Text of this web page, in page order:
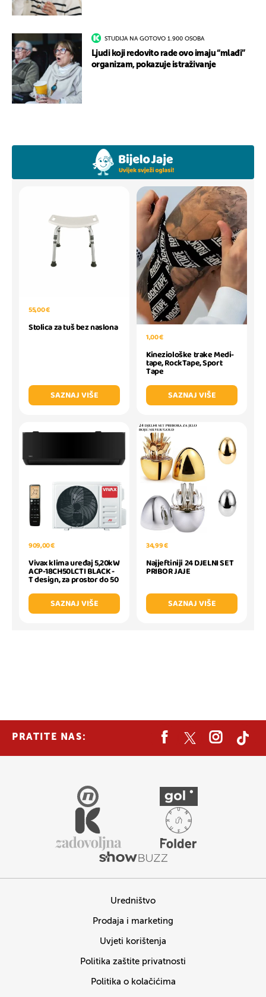
STUDIJA NA GOTOVO 1.900 OSOBA
Ljudi koji redovito rade ovo imaju “mlađi”
organizam, pokazuje istraživanje
55,00 €
Stolica za tuš bez naslona
SAZNAJ VIŠE
1,00 €
Kineziološke trake Medi-
tape, RockTape, Sport
Tape
SAZNAJ VIŠE
909,00 €
Vivax klima uređaj 5,20kW
ACP-18CH50LCTI BLACK -
T design, za prostor do 50
SAZNAJ VIŠE
34,99 €
Najjeftiniji 24 DJELNI SET
PRIBOR JAJE
SAZNAJ VIŠE
PRATITE NAS:
Uredništvo
Prodaja i marketing
Uvjeti korištenja
Politika zaštite privatnosti
Politika o kolačićima